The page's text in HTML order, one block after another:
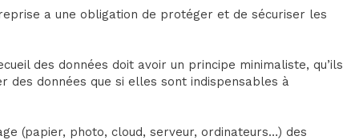
a une obligation de protéger et de sécuriser les
des données doit avoir un principe minimaliste, qu’ils
données que si elles sont indispensables à
(papier, photo, cloud, serveur, ordinateurs…) des